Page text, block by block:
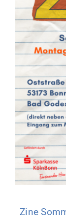
Zine